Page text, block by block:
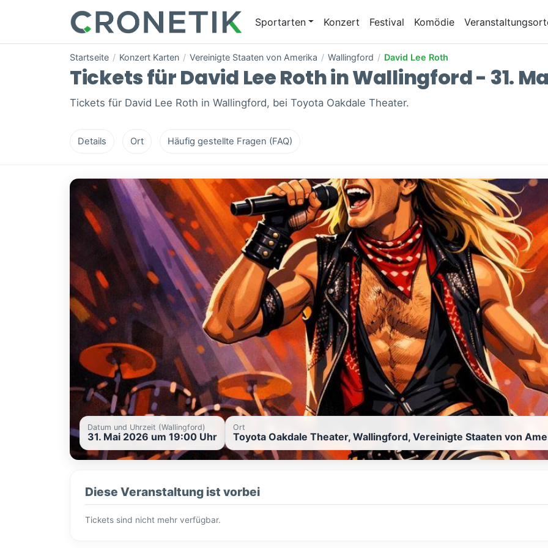
Sportarten Konzert Festival Komödie
Startseite / Konzert Karten / Vereinigte Staaten von Amerika / Wallingford / David Lee Roth
Tickets für David Lee Roth in Wallingford - 31.
Tickets für David Lee Roth in Wallingford, bei Toyota Oakdale Theater.
Details Ort Häufig gestellte Fragen (FAQ)
Datum und Uhrzeit (Wallingford)
31. Mai 2026 um 19:00 Uhr
Ort
Toyota Oakdale Theater, Wallingford, Vereinigte Staaten von
Diese Veranstaltung ist vorbei
Tickets sind nicht mehr verfügbar.